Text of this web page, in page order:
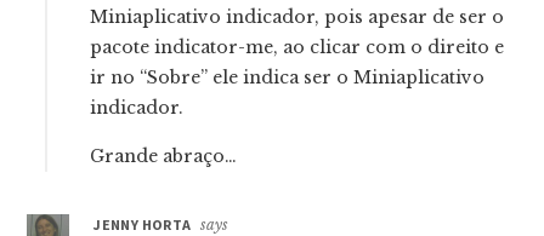
Miniaplicativo indicador, pois apesar de ser o
pacote indicator-me, ao clicar com o direito e
ir no “Sobre” ele indica ser o Miniaplicativo
indicador.
Grande abraço…
JENNY HORTA says